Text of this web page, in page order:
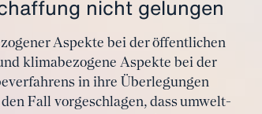
nicht gelungen
Aspekte bei der öffentlichen
klimabezogene Aspekte bei der
in ihre Überlegungen
Fall vorgeschlagen, dass umwelt-